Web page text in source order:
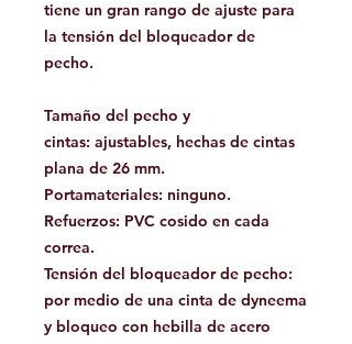
tiene un gran rango de ajuste para
la tensión del bloqueador de
pecho.
Tamaño del pecho y
cintas: ajustables, hechas de cintas
plana de 26 mm.
Portamateriales: ninguno.
Refuerzos: PVC cosido en cada
correa.
Tensión del bloqueador de pecho:
por medio de una cinta de dyneema
y bloqueo con hebilla de acero